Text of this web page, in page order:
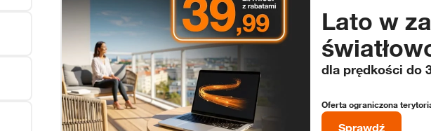
Lato w
dla prędkości do
Oferta ograniczona
Sprawdź